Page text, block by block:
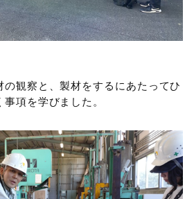
の観察と、製材をするにあたってひ
項を学びました。